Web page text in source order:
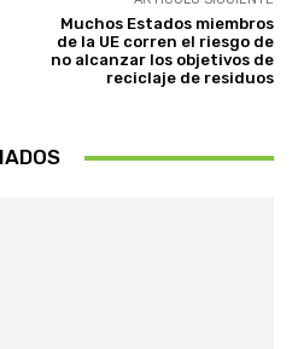
Muchos Estados miembros
de la UE corren el riesgo de
no alcanzar los objetivos de
reciclaje de residuos